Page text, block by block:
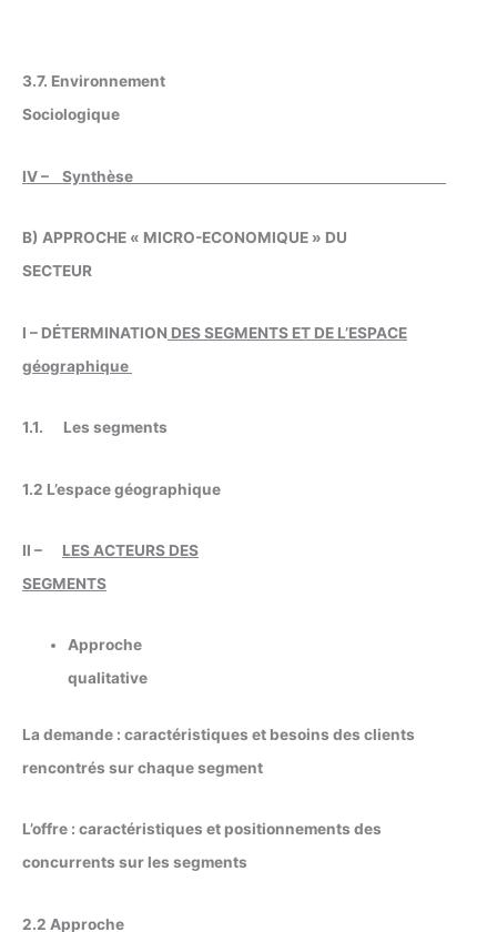
3.7. Environnement
Sociologique
IV – Synthèse
B) APPROCHE « MICRO-ECONOMIQUE » DU
SECTEUR
I – DÉTERMINATION DES SEGMENTS ET DE L’ESPACE
géographique
1.1. Les segments
1.2 L’espace géographique
II – LES ACTEURS DES
SEGMENTS
Approche
qualitative
La demande : caractéristiques et besoins des clients
rencontrés sur chaque segment
L’offre : caractéristiques et positionnements des
concurrents sur les segments
2.2 Approche